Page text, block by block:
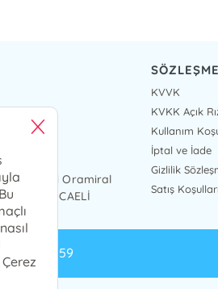
Mahallesi Oramiral
İzmit / KOCAELİ
KVVK
KVKK Açık
Kullanım
İptal ve İade
Gizlilik
Satış Koşulları
606 06 59